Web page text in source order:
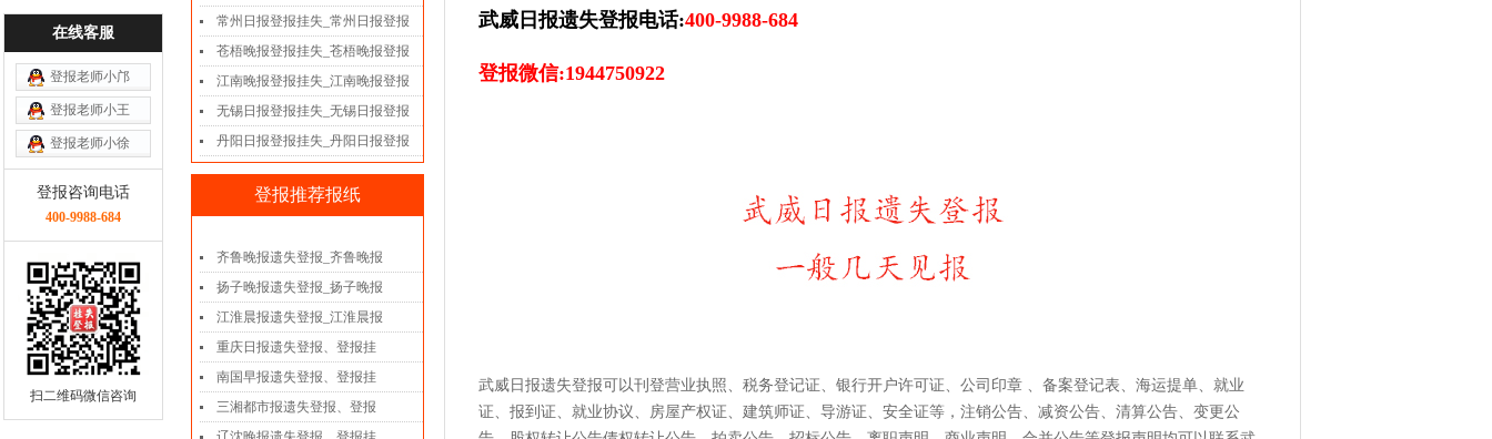
武威日报遗失登报电话:400-9988-684
登报微信:1944750922
武威日报遗失登报可以刊登营业执照、税务登记证、银行开户许可证、公司印章 、备案登记表、海运提单、就业
证、报到证、就业协议、房屋产权证、建筑师证、导游证、安全证等，注销公告、减资公告、清算公告、变更公
常州日报登报挂失_常州日报登报
苍梧晚报登报挂失_苍梧晚报登报
江南晚报登报挂失_江南晚报登报
无锡日报登报挂失_无锡日报登报
丹阳日报登报挂失_丹阳日报登报
登报推荐报纸
齐鲁晚报遗失登报_齐鲁晚报
扬子晚报遗失登报_扬子晚报
江淮晨报遗失登报_江淮晨报
重庆日报遗失登报、登报挂
南国早报遗失登报、登报挂
三湘都市报遗失登报、登报
在线客服
登报老师小邝
登报老师小王
登报老师小徐
登报咨询电话
400-9988-684
扫二维码微信咨询